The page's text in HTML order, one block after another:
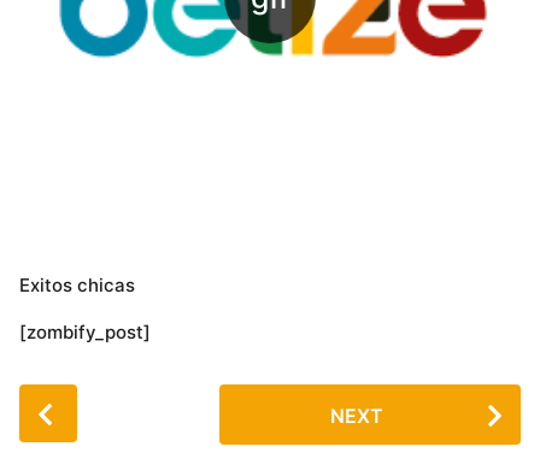
Exitos chicas
[zombify_post]
P
o
NEXT